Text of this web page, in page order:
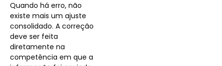
Quando há erro, não
existe mais um ajuste
consolidado. A correção
deve ser feita
diretamente na
competência em que a